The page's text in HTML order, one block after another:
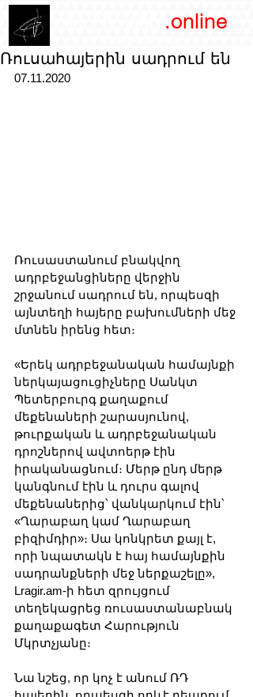
.online
Ռուսահայերին սադրում են
07.11.2020
Ռուսաստանում բնակվող
ադրբեջանցիները վերջին
շրջանում սադրում են, որպեսզի
այնտեղի հայերը բախումների մեջ
մտնեն իրենց հետ։
«Երեկ ադրբեջանական համայնքի
ներկայացուցիչները Սանկտ
Պետերբուրգ քաղաքում
մեքենաների շարասյունով,
թուրքական և ադրբեջանական
դրոշներով ավտոերթ էին
իրականացնում։ Մերթ ընդ մերթ
կանգնում էին և դուրս գալով
մեքենաներից՝ վանկարկում էին՝
«Ղարաբաղ կամ Ղարաբաղ
բիզիմդիր»։ Սա կոնկրետ քայլ է,
որի նպատակն է հայ համայնքին
սադրանքների մեջ ներքաշելը»,
Lragir.am-ի հետ զրույցում
տեղեկացրեց ռուսաստանաբնակ
քաղաքագետ Հարություն
Մկրտչյանը։
Նա նշեց, որ կոչ է անում ՌԴ